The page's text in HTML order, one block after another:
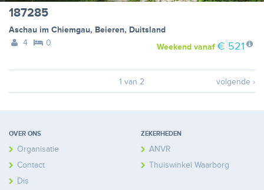
187285
Aschau im Chiemgau, Beieren, Duitsland
4
0 Weekendvanaf € 521
1 van 2 volgende ›
OVER ONS
Organisatie
Contact
Disclaimer
ZEKERHEDEN
ANVR
Thuiswinkel Waarborg